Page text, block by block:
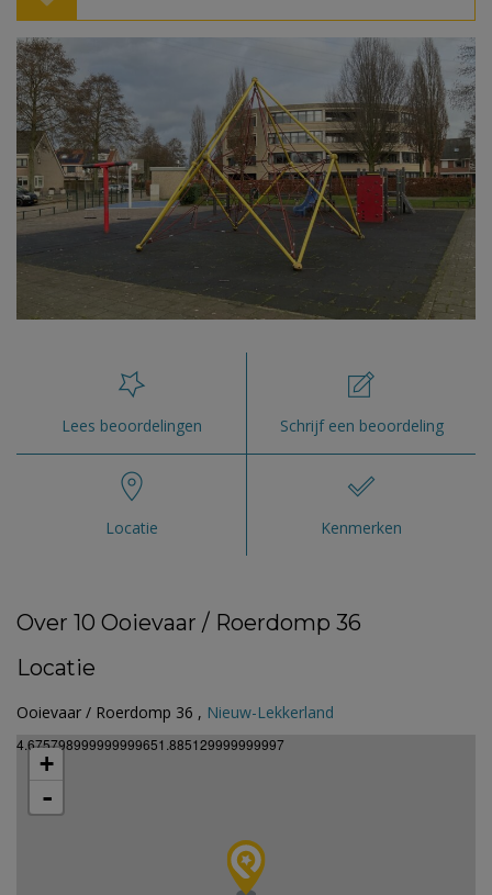
Lees beoordelingen Schrijf een beoordeling
Locatie Kenmerken
Over 10 Ooievaar / Roerdomp 36
Locatie
Ooievaar / Roerdomp 36 , Nieuw-Lekkerland
4.675798999999999651.885129999999997
+
-